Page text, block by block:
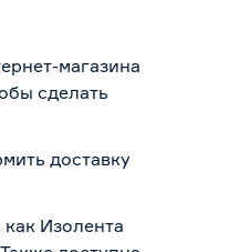
магазина
сделать
доставку
Изолента